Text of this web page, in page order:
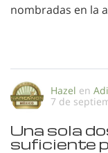
nombradas en la
Hazel en
7 de
Una sola
suficiente